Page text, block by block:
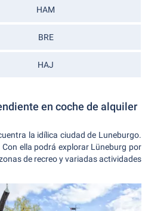
HAM
BRE
HAJ
en coche de alquiler
la idílica ciudad de Luneburgo.
ella podrá explorar Lüneburg por
de recreo y variadas actividades